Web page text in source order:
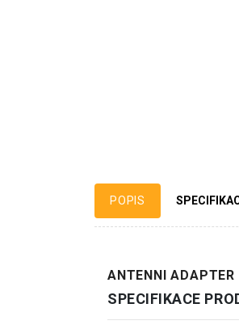
POPIS
ANTENNI
SPECIFIKACE